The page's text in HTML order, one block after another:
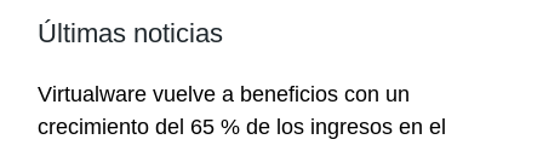
Últimas noticias
Virtualware vuelve a beneficios con un
crecimiento del 65 % de los ingresos en el